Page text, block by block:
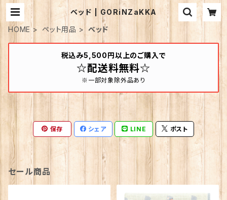
ベッド | GORiNZaKKA
HOME
ペット用品 ベッド
税込み5,500円以上のご購入で
☆配送料無料☆
※一部対象除外品あり
保存 シェア LINE ポスト
セール商品